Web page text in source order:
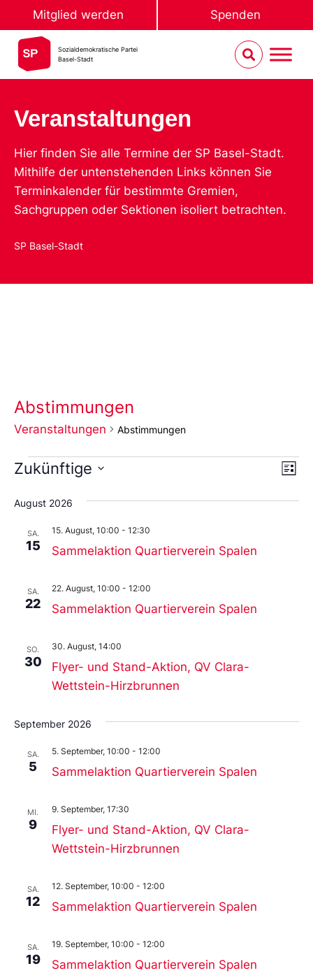
Mitglied werden Spenden
Sozialdemokratische Partei
Basel-Stadt
Veranstaltungen
Hier finden Sie alle Termine der SP Basel-Stadt.
Mithilfe der untenstehenden Links können Sie
Terminkalender für bestimmte Gremien,
Sachgruppen oder Sektionen isoliert betrachten.
SP Basel-Stadt
Abstimmungen
Veranstaltungen Abstimmungen
Liste
Zukünftige
Sie
das
aus.
August 2026
SA.
15 Sammelaktion Quartierverein Spalen
15. August, 10:00 - 12:30
SA.
22 Sammelaktion Quartierverein Spalen
22. August, 10:00 - 12:00
SO.
30
Flyer- und Stand-Aktion, QV Clara-
Wettstein-Hirzbrunnen
30. August, 14:00
September 2026
SA.
5 Sammelaktion Quartierverein Spalen
5. September, 10:00 - 12:00
MI.
9
Flyer- und Stand-Aktion, QV Clara-
Wettstein-Hirzbrunnen
9. September, 17:30
SA.
12 Sammelaktion Quartierverein Spalen
12. September, 10:00 - 12:00
SA.
19 Sammelaktion Quartierverein Spalen
19. September, 10:00 - 12:00